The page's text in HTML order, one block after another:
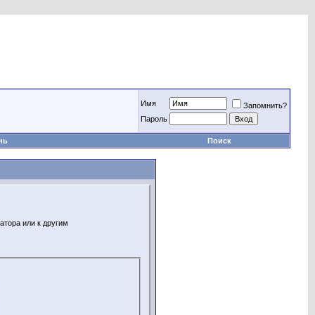
Имя
Запомнить?
Пароль
Поиск
или к другим